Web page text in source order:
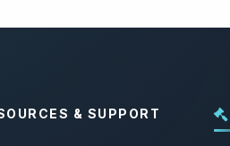
& SUPPORT